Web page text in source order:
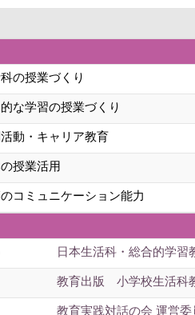
の授業づくり
な学習の授業づくり
動・キャリア教育
授業活用
コミュニケーション能力
日本生活科・総合的学習
教育出版 小学校生活科
教育実践対話の会 運営委